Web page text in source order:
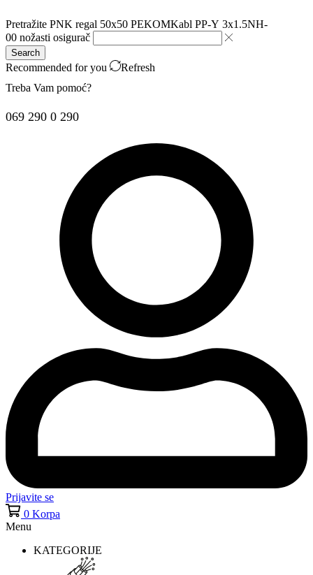
Pretražite PNK regal 50x50 PEKOMKabl PP-Y 3x1.5NH-
00 nožasti osigurač
Search
Recommended for you
Refresh
Treba Vam pomoć?
069 290 0 290
Prijavite se
0 Korpa
Menu
KATEGORIJE